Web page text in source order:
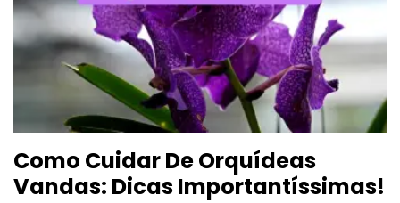
Como Cuidar De Orquídeas
Vandas: Dicas Importantíssimas!